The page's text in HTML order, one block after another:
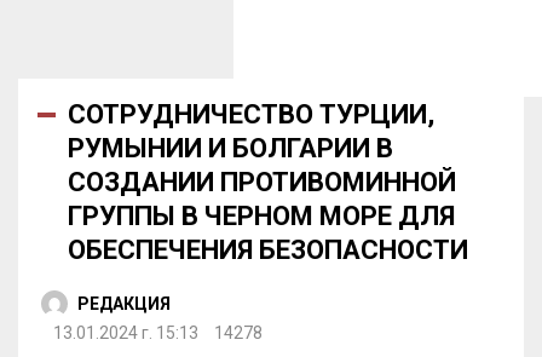
СОТРУДНИЧЕСТВО ТУРЦИИ,
РУМЫНИИ И БОЛГАРИИ В
СОЗДАНИИ ПРОТИВОМИННОЙ
ГРУППЫ В ЧЕРНОМ МОРЕ ДЛЯ
ОБЕСПЕЧЕНИЯ БЕЗОПАСНОСТИ
РЕДАКЦИЯ
13.01.2024 г. 15:13
14278